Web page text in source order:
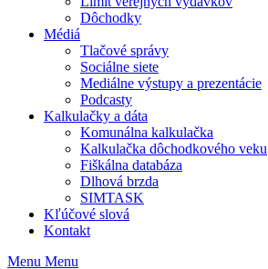
Dôchodky
Médiá
Tlačové správy
Sociálne siete
Mediálne výstupy a prezentácie
Podcasty
Kalkulačky a dáta
Komunálna kalkulačka
Kalkulačka dôchodkového veku
Fiškálna databáza
Dlhová brzda
SIMTASK
Kľúčové slová
Kontakt
Menu Menu